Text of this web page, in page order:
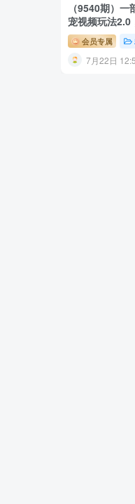
（9540期）
宠视频玩法2.0
（教程+素材）
会员专属
7月22日